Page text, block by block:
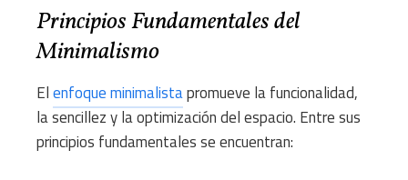
Principios Fundamentales del
Minimalismo
Elenfoque minimalistapromueve la funcionalidad,
la sencillez y la optimización del espacio. Entre sus
principios fundamentales se encuentran: